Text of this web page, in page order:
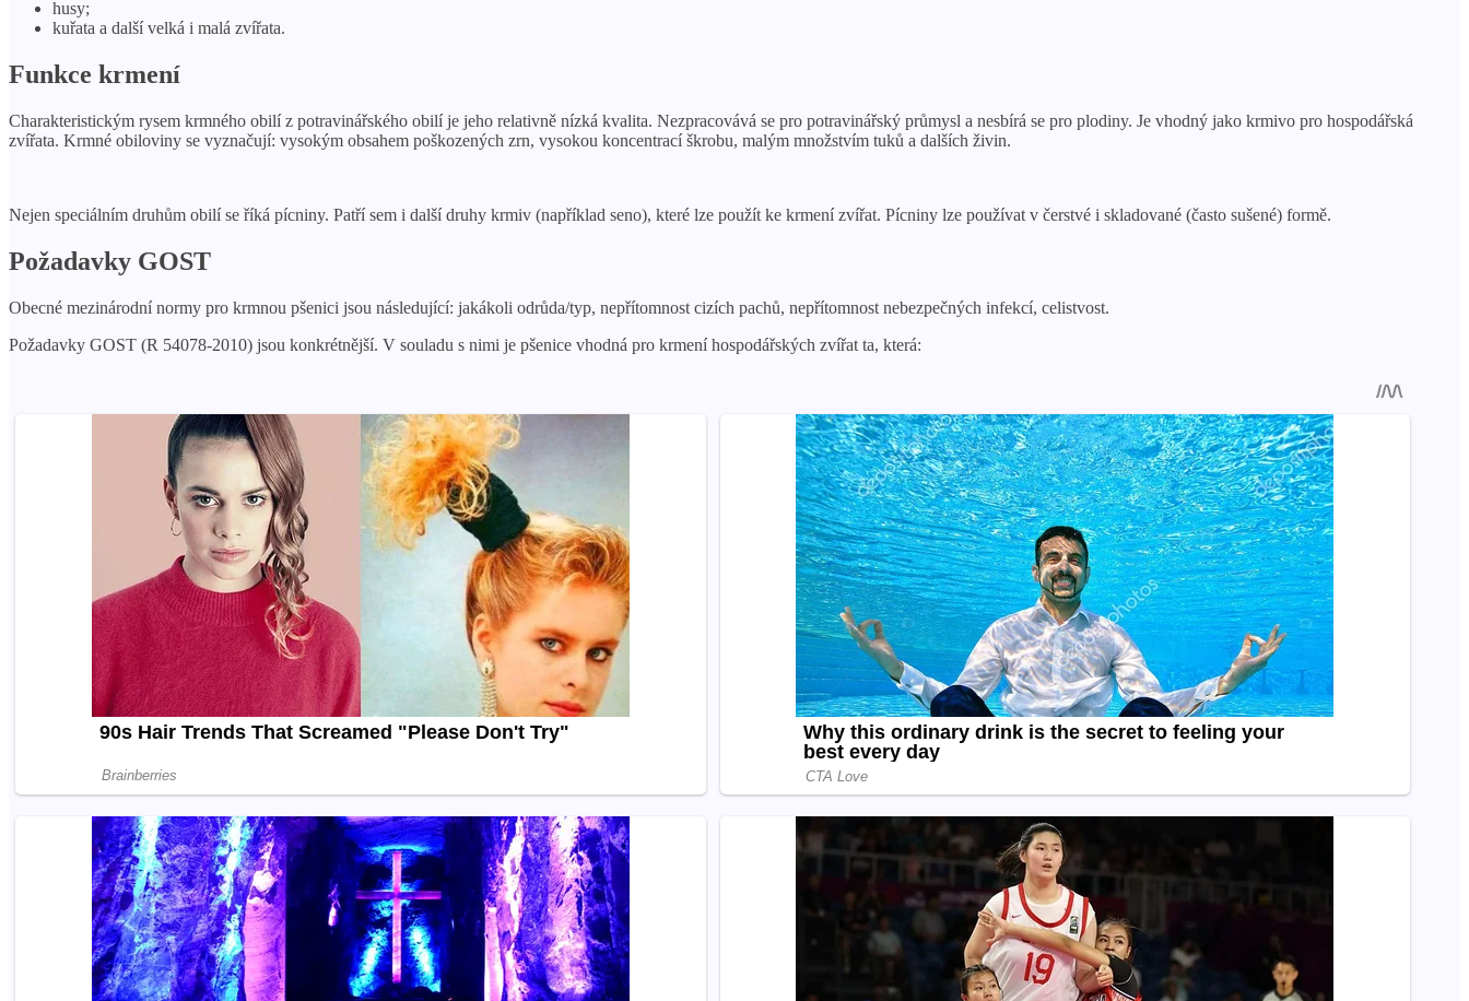
husy;
kuřata a další velká i malá zvířata.
Funkce krmení
Charakteristickým rysem krmného obilí z potravinářského obilí je jeho relativně nízká kvalita. Nezpracovává se pro potravinářský průmysl a nesbírá se pro plodiny. Je vhodný jako krmivo pro hospodářská
zvířata. Krmné obiloviny se vyznačují: vysokým obsahem poškozených zrn, vysokou koncentrací škrobu, malým množstvím tuků a dalších živin.
Nejen speciálním druhům obilí se říká pícniny. Patří sem i další druhy krmiv (například seno), které lze použít ke krmení zvířat. Pícniny lze používat v čerstvé i skladované (často sušené) formě.
Požadavky GOST
Obecné mezinárodní normy pro krmnou pšenici jsou následující: jakákoli odrůda/typ, nepřítomnost cizích pachů, nepřítomnost nebezpečných infekcí, celistvost.
Požadavky GOST (R 54078-2010) jsou konkrétnější. V souladu s nimi je pšenice vhodná pro krmení hospodářských zvířat ta, která: